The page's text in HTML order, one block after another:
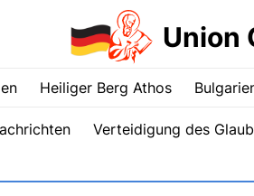
Union
Heiliger Berg Athos
Verteidigung des